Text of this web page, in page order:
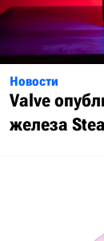
Новости
Valve
железа